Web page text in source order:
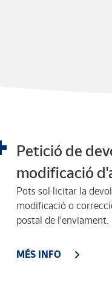
Petició de
modificació
Pots sol·licitar la
modificació o
postal de l’enviament.
MÉS INFO